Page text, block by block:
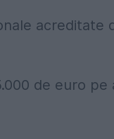
acreditate
de euro pe